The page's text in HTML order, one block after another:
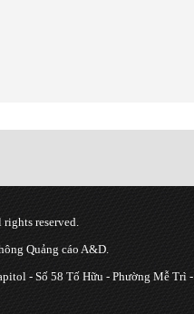
reserved.
Quảng cáo A&D.
- Số 58 Tố Hữu - Phường Mễ Trì -